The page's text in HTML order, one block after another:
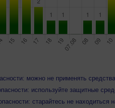
можно не применять
используйте защитные
старайтесь не